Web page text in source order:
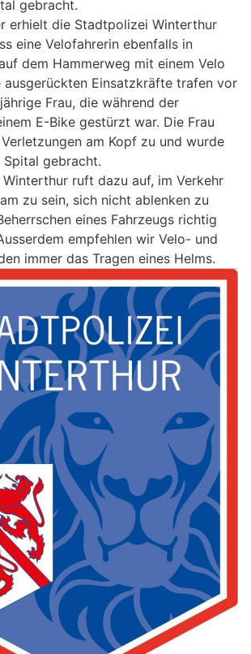
gebracht.
erhielt die Stadtpolizei Winterthur
eine Velofahrerin ebenfalls in
dem Hammerweg mit einem Velo
ausgerückten Einsatzkräfte trafen vor
Frau, die während der
E-Bike gestürzt war. Die Frau
am Kopf zu und wurde
gebracht.
ruft dazu auf, im Verkehr
zu sein, sich nicht ablenken zu
eines Fahrzeugs richtig
empfehlen wir Velo- und
immer das Tragen eines Helms.